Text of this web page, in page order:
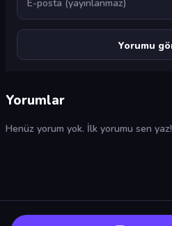
Yorumlar
Henüz yorum yok. İlk yorumu sen yaz!